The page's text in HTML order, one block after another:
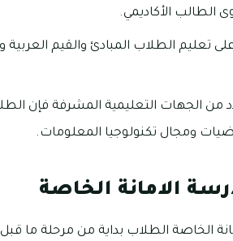
الطالب الأكاديمي.
تعليم الطلاب المبادئ والقيم العربية
ومجال تكنولوجيا المعلومات.
الامانة الخاصة
الخاصة الطلاب بداية من مرحلة ما